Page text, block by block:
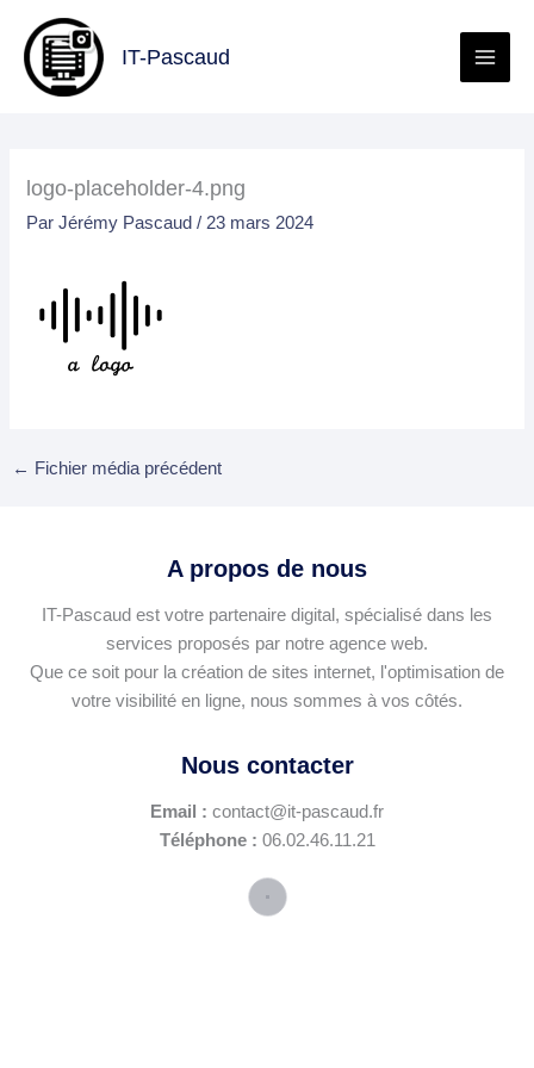
contenu
IT-Pascaud
logo-placeholder-4.png
ParJérémy Pascaud/ 23 mars 2024
← Fichier média précédent
A propos de nous
IT-Pascaud est votre partenaire digital, spécialisé dans les
services proposés par notre agence web.
Que ce soit pour la création de sites internet, l'optimisation de
votre visibilité en ligne, nous sommes à vos côtés.
Nous contacter
Email : contact@it-pascaud.fr
Téléphone : 06.02.46.11.21